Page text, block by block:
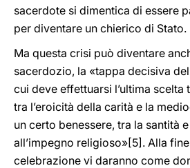
sacerdote si dimentica di essere
per diventare un chierico di Stato.
Ma questa crisi può diventare
sacerdozio, la «tappa decisiva
cui deve effettuarsi l’ultima scelta
tra l’eroicità della carità e la
un certo benessere, tra la santità
all’impegno religioso»[5]. Alla
celebrazione vi daranno come